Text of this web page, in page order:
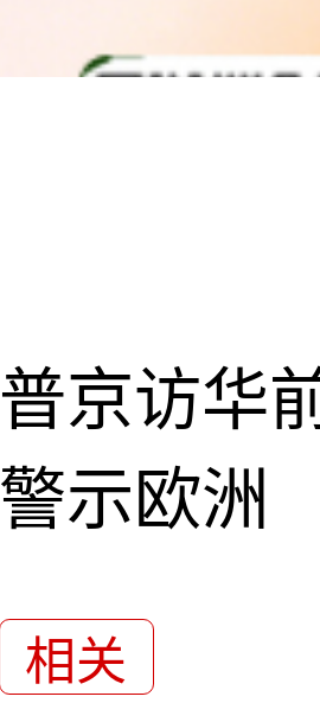
普京访华
警示欧洲
相关